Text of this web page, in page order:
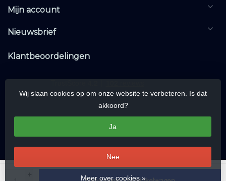
Mijn account
Nieuwsbrief
Klantbeoordelingen
Wij slaan cookies op om onze website te verbeteren. Is dat
akkoord?
Ja
Nee
Meer over cookies »